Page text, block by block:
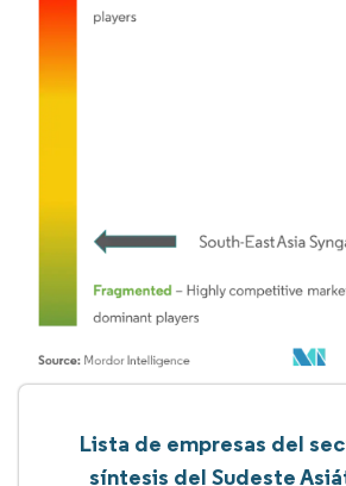
Lista de empresas del
síntesis del Sudeste